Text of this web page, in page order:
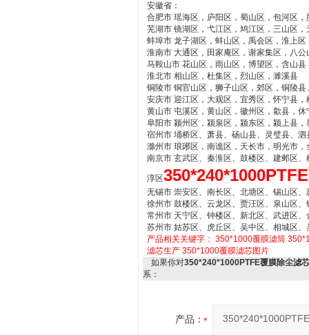
安徽省：
合肥市 瑶海区，庐阳区，蜀山区，包河区
芜湖市 镜湖区，弋江区，鸠江区，三山区
蚌埠市 龙子湖区，蚌山区，禹会区，淮上
淮南市 大通区，田家庵区，谢家集区，八
马鞍山市 花山区，雨山区，博望区，含山县
淮北市 相山区，杜集区，烈山区，濉溪县
铜陵市 铜官山区，狮子山区，郊区，铜陵县
安庆市 迎江区，大观区，宜秀区，怀宁县
黄山市 屯溪区，黄山区，徽州区，歙县，
阜阳市 颍州区，颍泉区，颍东区，颍上县
宿州市 埇桥区、萧县、砀山县、灵璧县、泗
滁州市 琅琊区，南谯区，天长市，明光市
南京市 玄武区、秦淮区、鼓楼区、建邺区
淳区
无锡市 崇安区、南长区、北塘区、锡山区
徐州市 鼓楼区、云龙区、贾汪区、泉山区
常州市 天宁区、钟楼区、新北区、武进区、
苏州市 姑苏区、虎丘区、吴中区、相城区
产品相关关键字： 350*1000覆膜滤筒
滤芯生产 350*1000覆膜滤芯图片
如果你对350*240*1000PTFE覆膜除尘滤芯
系：
产品：